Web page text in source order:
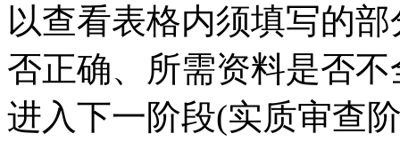
以查看表格内须填写的
否正确、所需资料是否
进入下一阶段(实质审查